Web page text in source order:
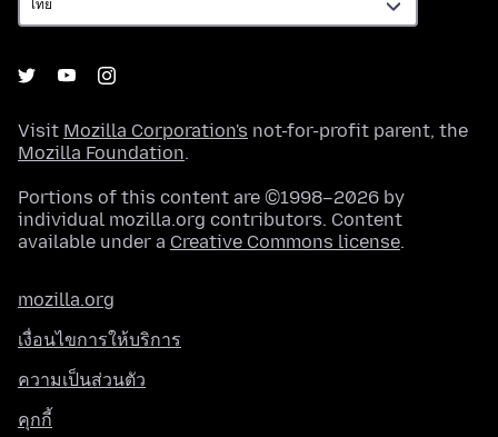
Visit Mozilla Corporation's not-for-profit parent, the
Mozilla Foundation.
Portions of this content are ©1998–2026 by
individual mozilla.org contributors. Content
available under a Creative Commons license.
mozilla.org
เงื่อนไขการให้บริการ
ความเป็นส่วนตัว
คุกกี้